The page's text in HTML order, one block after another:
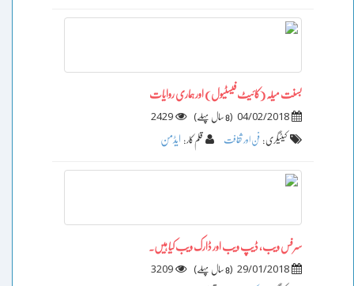
بسنت میلہ (کائیٹ فیسٹیول) اور ہماری روایات
04/02/2018
(8 سال پہلے )
2429
کیٹیگری : فن اور ثقافت قلم کار : ایڈمن
سرفس ویب، ڈیپ ویب اور ڈارک ویب کیا ہیں۔
29/01/2018
(8 سال پہلے )
3209